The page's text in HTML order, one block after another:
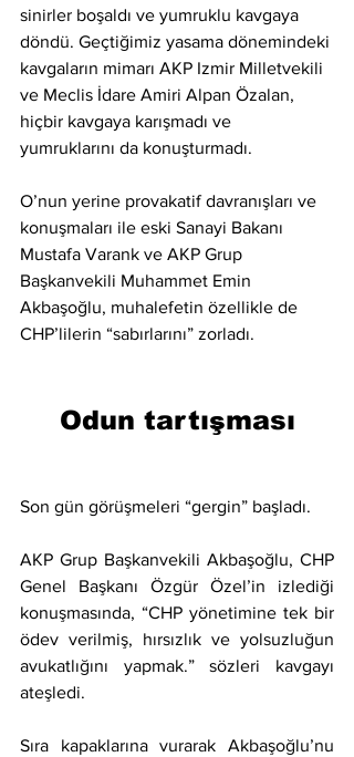
sinirler boşaldı ve yumruklu kavgaya
döndü. Geçtiğimiz yasama dönemindeki
kavgaların mimarı AKP Izmir Milletvekili
ve Meclis İdare Amiri Alpan Özalan,
hiçbir kavgaya karışmadı ve
yumruklarını da konuşturmadı.
O’nun yerine provakatif davranışları ve
konuşmaları ile eski Sanayi Bakanı
Mustafa Varank ve AKP Grup
Başkanvekili Muhammet Emin
Akbaşoğlu, muhalefetin özellikle de
CHP’lilerin “sabırlarını” zorladı.
Odun tartışması
Son gün görüşmeleri “gergin” başladı.
AKP Grup Başkanvekili Akbaşoğlu, CHP
Genel Başkanı Özgür Özel’in izlediği
konuşmasında, “CHP yönetimine tek bir
ödev verilmiş, hırsızlık ve yolsuzluğun
avukatlığını yapmak.” sözleri kavgayı
ateşledi.
Sıra kapaklarına vurarak Akbaşoğlu’nu